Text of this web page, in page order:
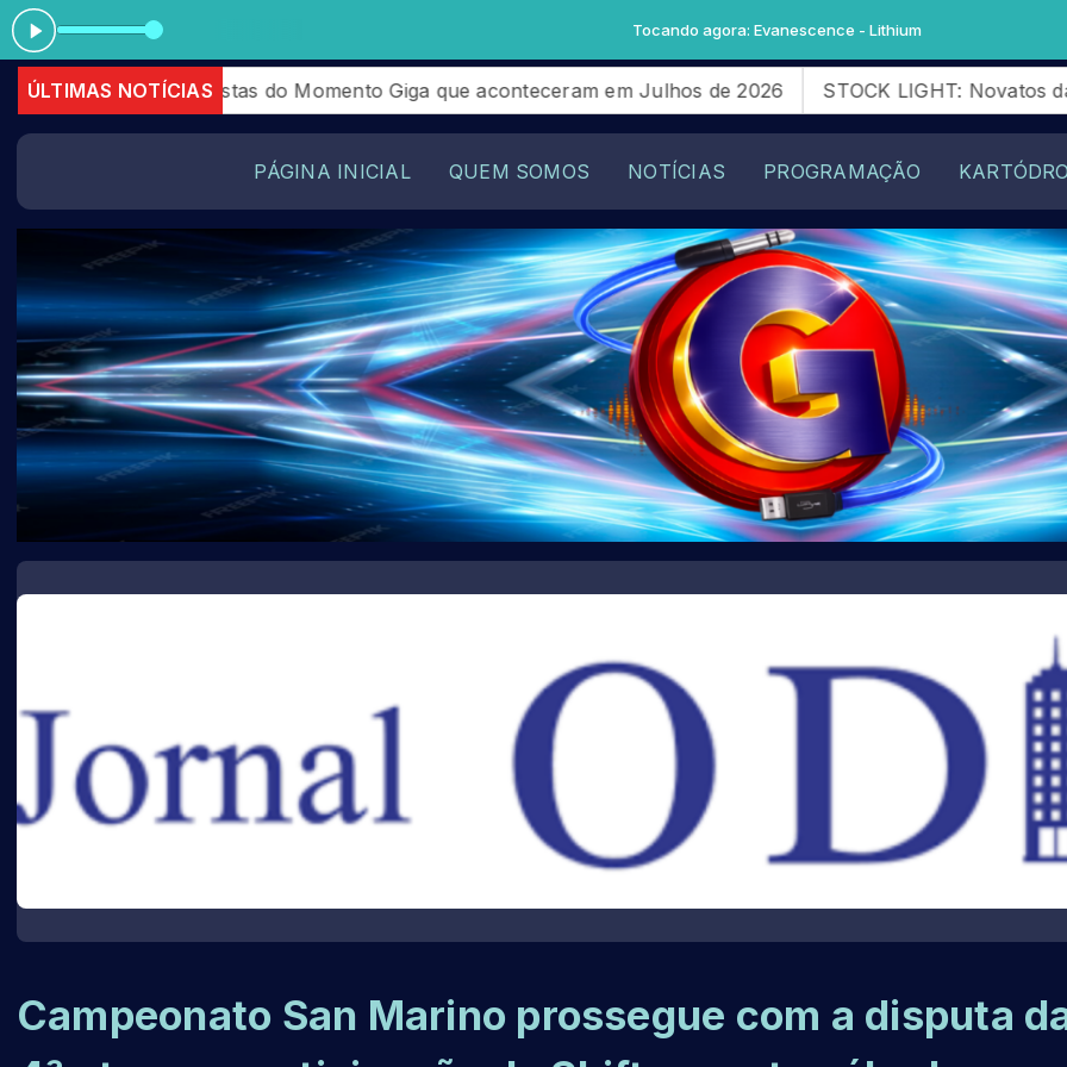
Tocando agora: Evanescence - Lithium
ÚLTIMAS NOTÍCIAS
do Momento Giga que aconteceram em Julhos de 2026 STOCK LIGHT: Novatos da SG28 Racing
PÁGINA INICIAL QUEM SOMOS NOTÍCIAS PROGRAMAÇÃO
Campeonato San Marino prossegue com a disputa